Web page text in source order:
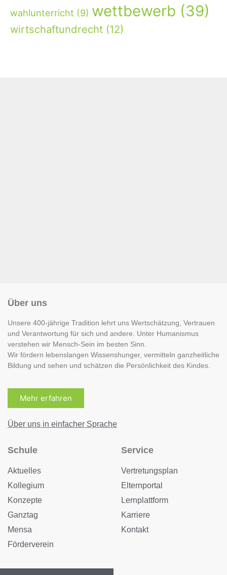
wahlunterricht (9) wettbewerb (39)
wirtschaftundrecht (12)
Über uns
Unsere 400-jährige Tradition lehrt uns Wertschätzung, Vertrauen
und Verantwortung für sich und andere. Unter Humanismus
verstehen wir Mensch-Sein im besten Sinn.
Wir fördern lebenslangen Wissenshunger, vermitteln ganzheitliche
Bildung und sehen und schätzen die Persönlichkeit des Kindes.
Mehr erfahren
Über uns in einfacher Sprache
Schule
Aktuelles
Kollegium
Konzepte
Ganztag
Mensa
Förderverein
Service
Vertretungsplan
Elternportal
Lernplattform
Karriere
Kontakt